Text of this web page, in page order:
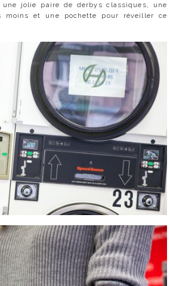
une jolie paire de derbys classiques, une
moins et une pochette pour réveiller ce